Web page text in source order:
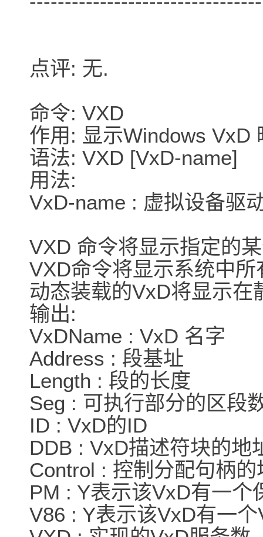
点评: 无.
命令: VXD
作用: 显示Windows VxD
语法: VXD [VxD-name]
用法:
VxD-name : 虚拟设备驱
VXD 命令将显示指定的
VXD命令将显示系统中
动态装载的VxD将显示在
输出:
VxDName : VxD 名字
Address : 段基址
Length : 段的长度
Seg : 可执行部分的区段
ID : VxD的ID
DDB : VxD描述符块的地
Control : 控制分配句柄的
PM : Y表示该VxD有一个
V86 : Y表示该VxD有一